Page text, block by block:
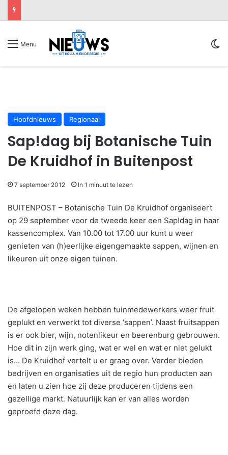
Menu
Hoofdnieuws Regionaal
Sap!dag bij Botanische Tuin
De Kruidhof in Buitenpost
7 september 2012 In 1 minuut te lezen
BUITENPOST – Botanische Tuin De Kruidhof organiseert
op 29 september voor de tweede keer een Sap!dag in haar
kassencomplex. Van 10.00 tot 17.00 uur kunt u weer
genieten van (h)eerlijke eigengemaakte sappen, wijnen en
likeuren uit onze eigen tuinen.
De afgelopen weken hebben tuinmedewerkers weer fruit
geplukt en verwerkt tot diverse ‘sappen’. Naast fruitsappen
is er ook bier, wijn, notenlikeur en beerenburg gebrouwen.
Hoe dit in zijn werk ging, wat er wel en wat er niet gelukt
is… De Kruidhof vertelt u er graag over. Verder bieden
bedrijven en organisaties uit de regio hun producten aan
en laten u zien hoe zij deze produceren tijdens een
gezellige markt. Natuurlijk kan er van alles worden
geproefd deze dag.